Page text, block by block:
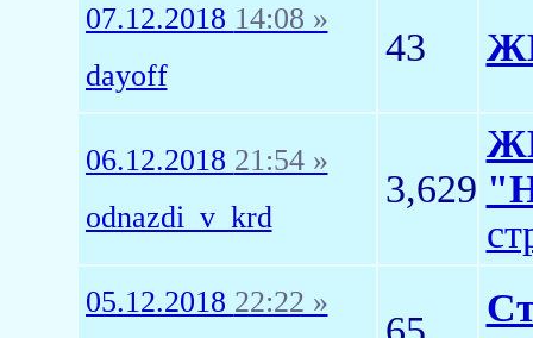
07.12.2018 14:08 »
dayoff
43
06.12.2018 21:54 »
odnazdi_v_krd
3,629
05.12.2018 22:22 »